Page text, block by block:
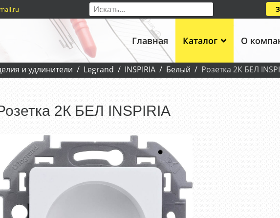
Главная Каталог О
и удлинители Legrand INSPIRIA Белый Розетка 2К БЕЛ
2К БЕЛ INSPIRIA